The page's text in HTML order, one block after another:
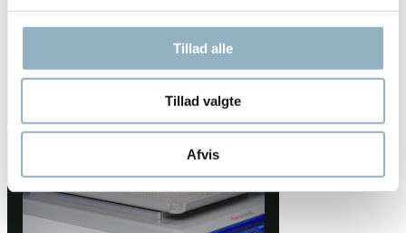
Tillad alle
Tillad valgte
Afvis